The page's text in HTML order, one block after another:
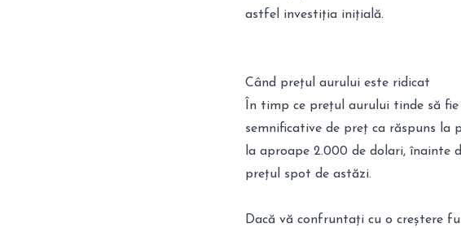
astfel investiția inițială.
Când prețul aurului este ridicat
În timp ce prețul aurului tinde să
semnificative de preț ca răspuns la
la aproape 2.000 de dolari, înainte
prețul spot de astăzi.
Dacă vă confruntați cu o creștere